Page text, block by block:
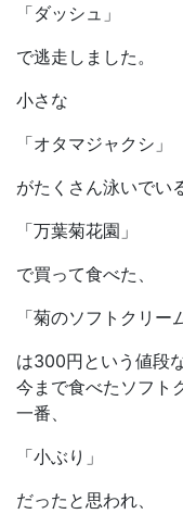
「ダッシュ」
で逃走しました。
小さな
「オタマジャクシ」
がたくさん泳いでい
「万葉菊花園」
で買って食べた、
「菊のソフトクリー
は300円という値段な
今まで食べたソフト
一番、
「小ぶり」
だったと思われ、